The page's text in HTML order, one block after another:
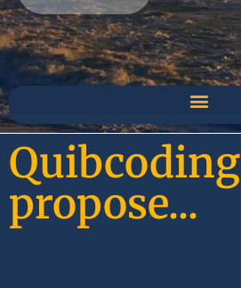
Quibcoding
propose...